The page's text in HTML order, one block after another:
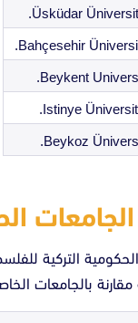
التركية
مقارنة بالجامعات